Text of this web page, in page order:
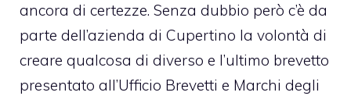
ancora di certezze. Senza dubbio però c’è da
parte dell’azienda di Cupertino la volontà di
creare qualcosa di diverso e l’ultimo brevetto
presentato all’Ufficio Brevetti e Marchi degli